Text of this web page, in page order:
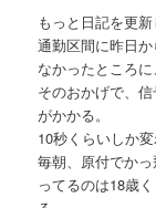
もっと日記を更
通勤区間に昨日
なかったところに
そのおかげで、
がかかる。
10秒くらいしか
毎朝、原付でか
ってるのは18歳